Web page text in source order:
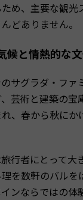
め、主要な観光
どありません。
候と情熱的な
サグラダ・ファ
芸術と建築の宝
、春から秋にか
行者にとって大
を数軒のバルを
ンならではの体